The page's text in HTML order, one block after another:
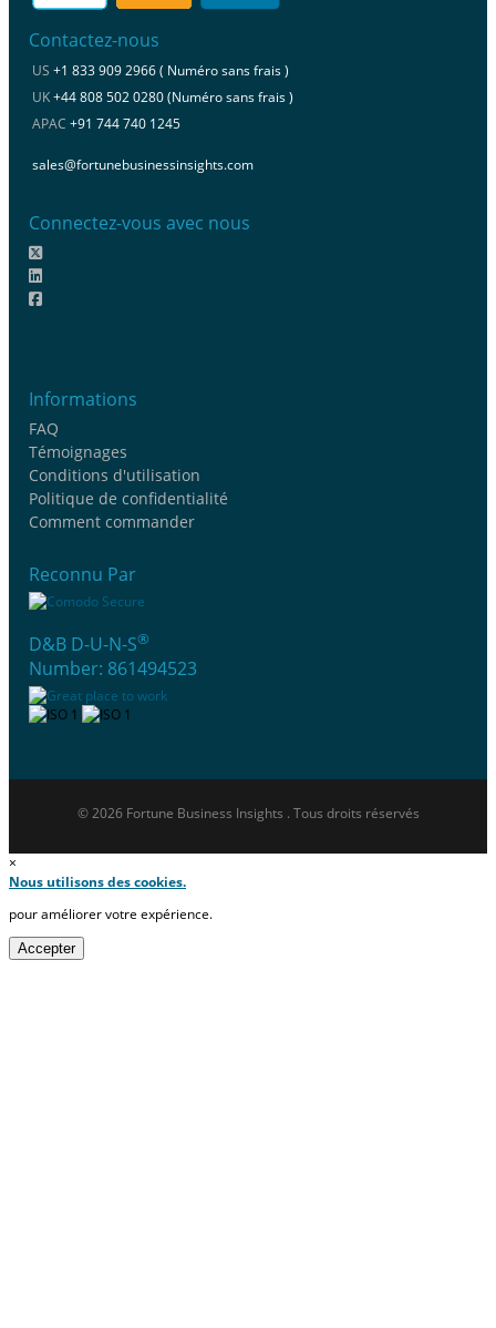
Contactez-nous
US +1 833 909 2966 ( Numéro sans frais )
UK+44 808 502 0280 (Numéro sans frais )
APAC +91 744 740 1245
sales@fortunebusinessinsights.com
Connectez-vous avec nous
Informations
FAQ
Témoignages
Conditions d'utilisation
Politique de confidentialité
Comment commander
Reconnu Par
D&B D-U-N-S®
Number: 861494523
© 2026 Fortune Business Insights . Tous droits réservés
×
Nous utilisons des cookies.
pour améliorer votre expérience.
Accepter